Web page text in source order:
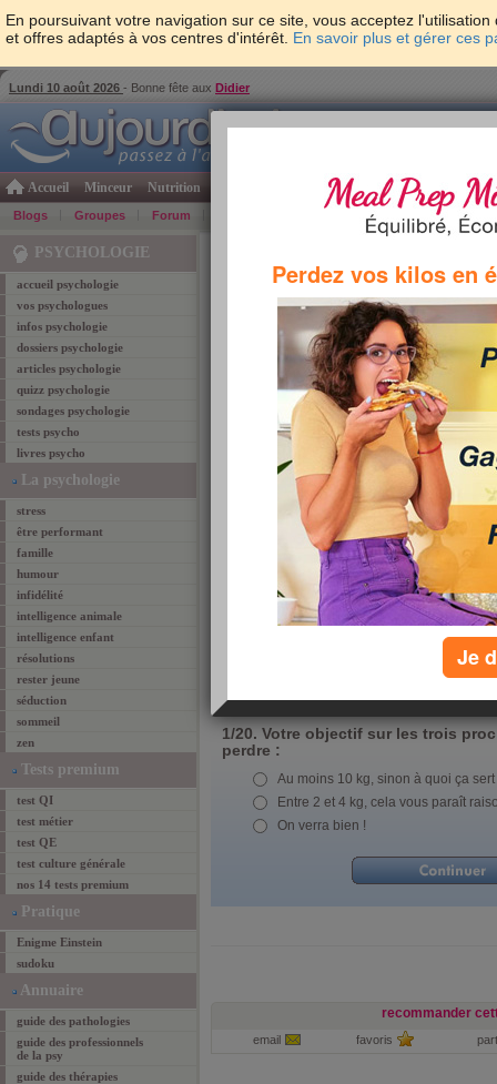
En poursuivant votre navigation sur ce site, vous acceptez
et offres adaptés à vos centres d'intérêt. En savoir plus et gérer ces
Lundi 10 août 2026 - Bonne fête aux Didier
Accueil Minceur Nutrition Psycho & tests Forme & santé
Blogs Groupes Forum Bons Plans
PSYCHOLOGIE
accueil psychologie
vos psychologues
infos psychologie
dossiers psychologie
articles psychologie
quizz psychologie
sondages psychologie
tests psycho
livres psycho
La psychologie
stress
être performant
famille
humour
infidélité
intelligence animale
intelligence enfant
résolutions
rester jeune
séduction
sommeil
zen
Tests premium
test QI
test métier
test QE
test culture générale
nos 14 tests premium
Pratique
Enigme Einstein
sudoku
Annuaire
guide des pathologies
guide des professionnels
de la psy
guide des thérapies
test psychologie
Allez-vous tenir vos
résolutions minceur ?
+151 (fait 3278 fois)
1/20. Votre objectif sur les trois
perdre :
Au moins 10 kg, sinon à quoi ça
Entre 2 et 4 kg, cela vous paraît
On verra bien !
recommander
email favoris
Perdez vos kilos en
Je